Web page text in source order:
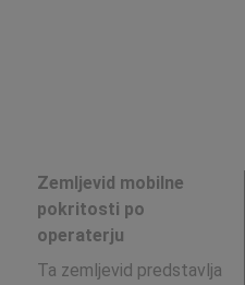
Zemljevid mobilne
pokritosti po
operaterju
Ta zemljevid predstavlja